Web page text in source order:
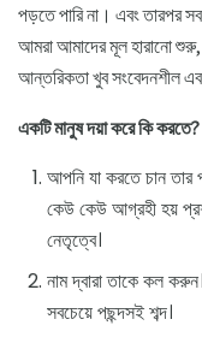
পড়তে পারি না। এবং তারপর
আমরা আমাদের মূল হারানো
আন্তরিকতা খুব সংবেদনশীল
একটি মানুষ দয়া করে কি করতে?
আপনি যা করতে চান
কেউ কেউ আগ্রহী হয়
নেতৃত্বে।
নাম দ্বারা তাকে কল
সবচেয়ে পছন্দসই শব্দ।